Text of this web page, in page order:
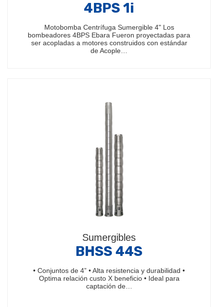
4BPS 1i
Motobomba Centrífuga Sumergible 4" Los
bombeadores 4BPS Ebara Fueron proyectadas para
ser acopladas a motores construidos con estándar
de Acople…
Sumergibles
BHSS 44S
• Conjuntos de 4” • Alta resistencia y durabilidad •
Optima relación custo X beneficio • Ideal para
captación de…